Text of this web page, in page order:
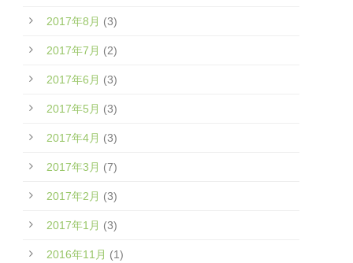
2017年8月 (3)
2017年7月 (2)
2017年6月 (3)
2017年5月 (3)
2017年4月 (3)
2017年3月 (7)
2017年2月 (3)
2017年1月 (3)
2016年11月 (1)